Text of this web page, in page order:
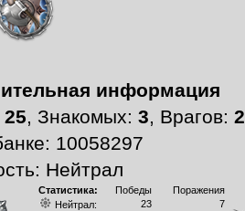
информация
25, Знакомых: 3, Врагов: 2
10058297
Нейтрал
Статистика: Победы
Поражения
Нейтрал:
23
7